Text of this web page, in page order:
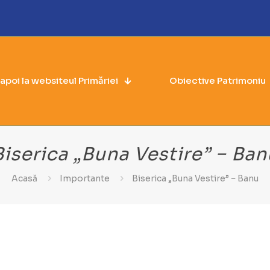
la websiteul Primăriei Obiective Patrimoniu
„Buna Vestire” −
Acasă Importante Biserica „Buna Vestire” − Banu